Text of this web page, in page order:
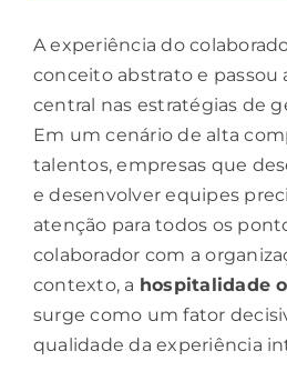
A experiência do
conceito abstrato e passou
central nas estratégias de
Em um cenário de alta
talentos, empresas que
e desenvolver equipes
atenção para todos os
colaborador com a
contexto, a hospitalidade
surge como um fator
qualidade da experiência